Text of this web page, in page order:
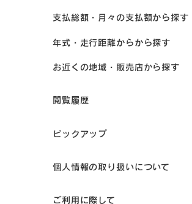
支払総額・月々の支払額から探す
年式・走行距離からから探す
お近くの地域・販売店から探す
閲覧履歴
ピックアップ
個人情報の取り扱いについて
ご利用に際して